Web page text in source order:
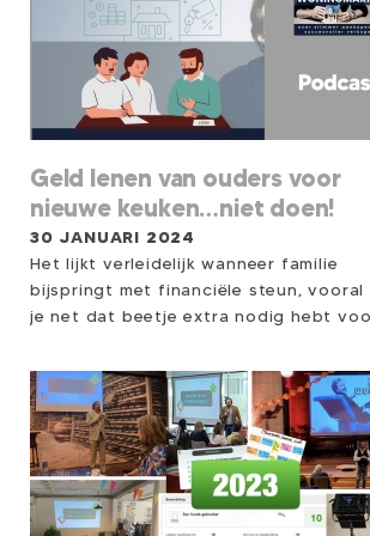
blijven ‘plakken’ Ze richten het alvast in Ze
zonderen zich af Ze fluisteren
Geld lenen van ouders voor
nieuwe keuken…niet doen!
30 JANUARI 2024
Het lijkt verleidelijk wanneer familie
bijspringt met financiële steun, vooral
je net dat beetje extra nodig hebt
Maar achter deze vriendelijke geste
schuilen aanzienlijke risico's. Een
hebben bij iemand waarmee je tevens
sociale of emotionele band hebt kan
lastige situaties leiden in de
sfeer. Het wordt nog ingewikkelder als je
een lening bij de ouders van je partner